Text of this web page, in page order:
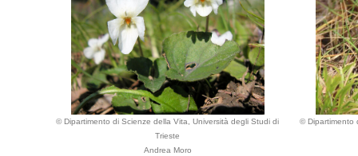
© Dipartimento di Scienze della Vita, Università degli Studi di
Trieste
Andrea Moro
© Dipartimento